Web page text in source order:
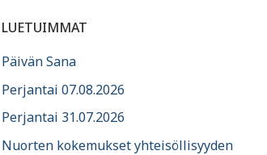
LUETUIMMAT
Päivän Sana
Perjantai 07.08.2026
Perjantai 31.07.2026
Nuorten kokemukset yhteisöllisyyden